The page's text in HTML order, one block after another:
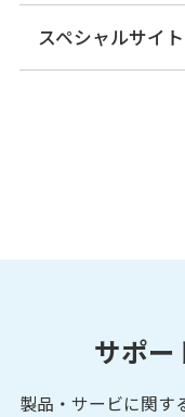
スペシャルサイト
サポー
製品・サービに関す